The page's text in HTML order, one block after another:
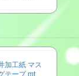
加工紙 マス
テープ mt